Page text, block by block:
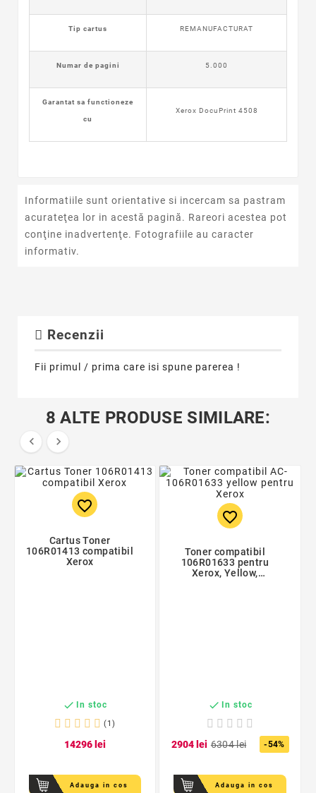
Tip cartus REMANUFACTURAT
Numar de pagini 5.000
Garantat sa functioneze
cu
Xerox DocuPrint 4508
Informatiile sunt orientative si incercam sa pastram
acurateţea lor in acestă pagină. Rareori acestea pot
conţine inadvertenţe. Fotografiile au caracter
informativ.
Recenzii
Fii primul / prima care isi spune parerea !
8 ALTE PRODUSE SIMILARE:
 
favorite_border
Cartus Toner
106R01413 compatibil
Xerox
 In stoc
(1)
14296lei
Adauga in cos
favorite_border
Toner compatibil
106R01633 pentru
Xerox, Yellow,
 In stoc
2904lei 6304lei -54%
Adauga in cos